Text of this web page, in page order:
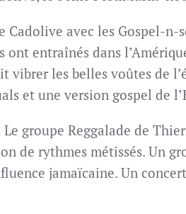
Cadolive avec les Gospel-
entraînés dans
les belles voûtes de
et une version gospel de
groupe Reggalade de
de rythmes métissés. Un
jamaïcaine. Un